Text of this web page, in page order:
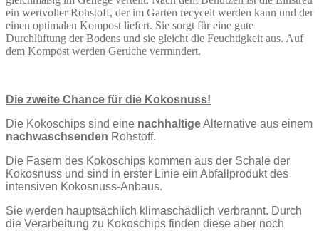
ein wertvoller Rohstoff, der im Garten recycelt werden kann und der
einen optimalen Kompost liefert. Sie sorgt für eine gute
Durchlüftung der Bodens und sie gleicht die Feuchtigkeit aus. Auf
dem Kompost werden Gerüche vermindert.
Die zweite Chance für die Kokosnuss!
Die Kokoschips sind eine nachhaltigeAlternative aus einem
nachwaschsenden Rohstoff.
Die Fasern des Kokoschips kommen aus der Schale der
Kokosnuss und sind in erster Linie ein Abfallprodukt des
intensiven Kokosnuss-Anbaus.
Sie werden hauptsächlich klimaschädlich verbrannt. Durch
die Verarbeitung zu Kokoschips finden diese aber noch